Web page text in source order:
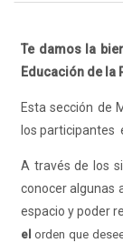
Te damos la
Educación de la
Esta sección de
los participantes
A través de los
conocer algunas
espacio y poder
elorden que